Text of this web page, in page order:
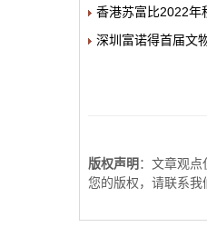
香港苏富比2022年
深圳富诺得首届文
版权声明 ：文章观
您的版权，请联系我